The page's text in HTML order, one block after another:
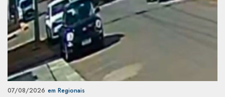
07/08/2026 em Regionais